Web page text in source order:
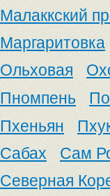
Малаккский
Маргаритовка
Ольховая
Пномпень
Пхеньян
Сабах Сам
Северная